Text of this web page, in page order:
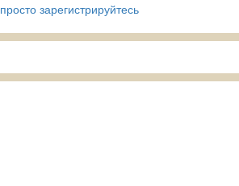
просто зарегистрируйтесь